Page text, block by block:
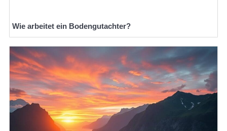
Wie arbeitet ein Bodengutachter?